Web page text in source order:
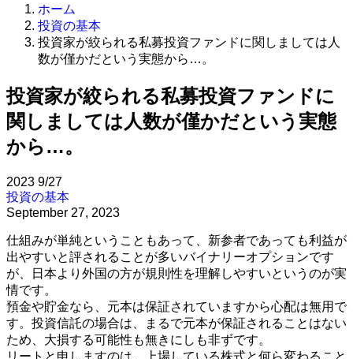
ホーム
投資の基本
投資家が絞られる私募投資ファンドに関しましては人
数が僅かだという実態から…。
投資家が絞られる私募投資ファンドに
関しましては人数が僅かだという実態
から…。
2023 9/27
投資の基本
September 27, 2023
仕組みが単純ということもあって、新参者であっても利益が
出やすいと評されることが多いバイナリーオプションです
が、日本より外国の方が規則性を理解しやすいというのが実
情です。
預金や貯金なら、元本は保証されていますから心配は無用で
す。投資信託の場合は、まるで元本が保証されることはない
ため、大損する可能性も無きにしも非ずです。
リートと申しますのは、上場している株式と何ら変わること